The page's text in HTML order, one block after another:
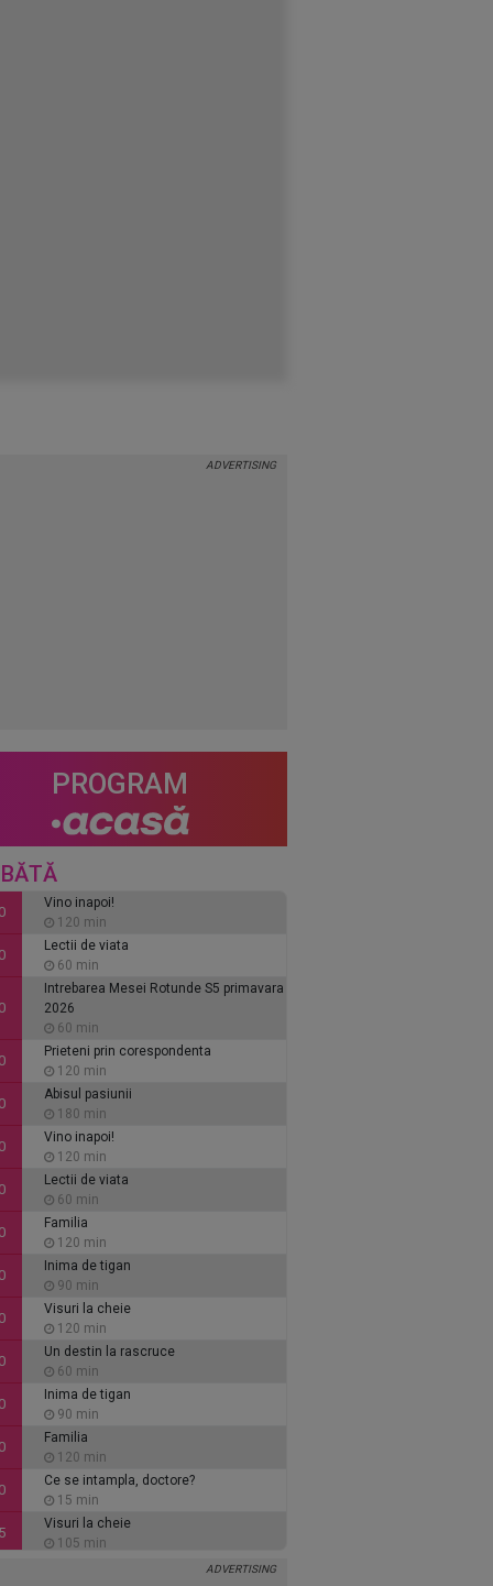
PROGRAM
Vino inapoi!
120 min
Lectii de viata
60 min
Intrebarea Mesei Rotunde S5 primavara
2026
60 min
Prieteni prin corespondenta
120 min
Abisul pasiunii
180 min
Vino inapoi!
120 min
Lectii de viata
60 min
Familia
120 min
Inima de tigan
90 min
Visuri la cheie
120 min
Un destin la rascruce
60 min
Inima de tigan
90 min
Familia
120 min
Ce se intampla, doctore?
15 min
Visuri la cheie
105 min